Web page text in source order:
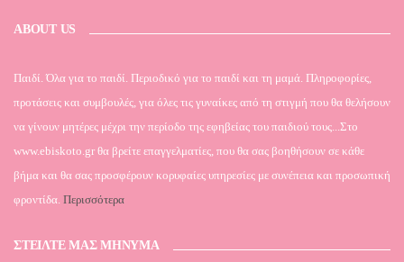
ABOUT US
Παιδί. Όλα για το παιδί. Περιοδικό για το παιδί και τη μαμά. Πληροφορίες,
προτάσεις και συμβουλές, για όλες τις γυναίκες από τη στιγμή που θα θελήσουν
να γίνουν μητέρες μέχρι την περίοδο της εφηβείας του παιδιού τους...Στο
www.ebiskoto.gr θα βρείτε επαγγελματίες, που θα σας βοηθήσουν σε κάθε
βήμα και θα σας προσφέρουν κορυφαίες υπηρεσίες με συνέπεια και προσωπική
φροντίδα. Περισσότερα
ΣΤΕΙΛΤΕ ΜΑΣ ΜΗΝΥΜΑ